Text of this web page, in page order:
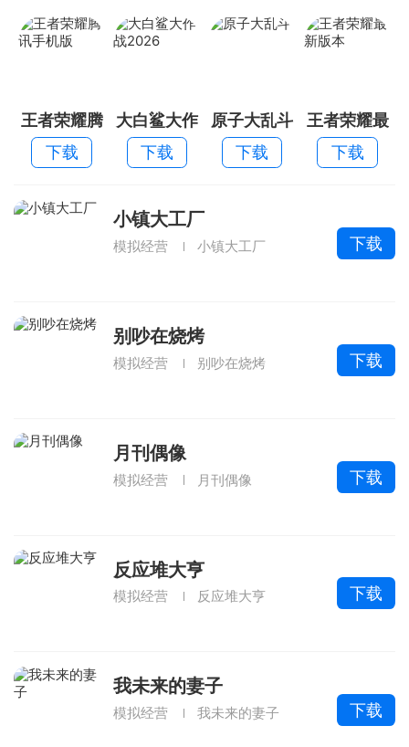
王者荣耀腾
讯手机版
下载
大白鲨大作
战2026
下载
原子大乱斗
下载
王者荣耀最
新版本
下载
小镇大工厂
模拟经营 小镇大工厂 下载
别吵在烧烤
模拟经营 别吵在烧烤 下载
月刊偶像
模拟经营 月刊偶像 下载
反应堆大亨
模拟经营 反应堆大亨 下载
我未来的妻子
模拟经营 我未来的妻子 下载